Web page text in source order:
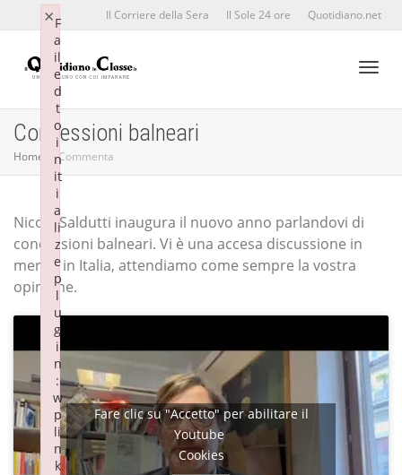
Il Corriere della Sera Il Sole 24 ore Quotidiano.net
Concessioni balneari
Home Commenta
Nicola Saldutti inaugura il nuovo anno parlandovi di
concessioni balneari. Vi è una accesa discussione in
merito in Italia, attendiamo come sempre la vostra
opinione.
Fare clic su "Accetto" per abilitare il
Youtube
Cookies
F
a
il
e
d
t
o
i
n
it
i
a
li
z
e
p
l
u
g
i
n
:
w
p
li
n
k
×F
a
il
e
d
t
o
i
n
it
i
a
li
z
e
p
l
u
g
i
n
:
w
p
li
n
k
×